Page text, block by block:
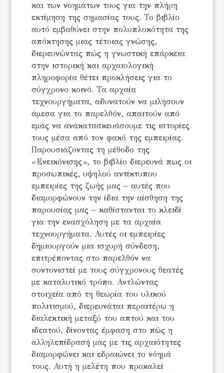
και των νοημάτων τους για την πλήρη
εκτίμηση της σημασίας τους. Το βιβλίο
αυτό εμβαθύνει στην πολυπλοκότητα της
απόκτησης μιας τέτοιας γνώσης,
διερευνώντας πώς η γνωστική επάρκεια
στην ιστορική και αρχαιολογική
πληροφορία θέτει προκλήσεις για το
σύγχρονο κοινό. Τα αρχαία
τεχνουργήματα, αδυνατούν να μιλήσουν
άμεσα για το παρελθόν, απαιτούν από
εμάς να ανακατασκευάσουμε τις ιστορίες
τους μέσα από τον φακό της εμπειρίας.
Παρουσιάζοντας τη μέθοδο της
«Ενεικόνισης», το βιβλίο διερευνά πως οι
προσωπικές, υψηλού αντίκτυπου
εμπειρίες της ζωής μας – αυτές που
διαμορφώνουν την ίδια την αίσθηση της
παρουσίας μας – καθίστανται το κλειδί
για την ενασχόληση με τα αρχαία
τεχνουργήματα. Αυτές οι εμπειρίες
δημιουργούν μια ισχυρή σύνδεση,
επιτρέποντας στο παρελθόν να
συντονιστεί με τους σύγχρονους θεατές
με καταλυτικό τρόπο. Αντλώντας
στοιχεία από τη θεωρία του υλικού
πολιτισμού, διερευνάται περαιτέρω η
διαλεκτική μεταξύ του απτού και του
ιδεατού, δίνοντας έμφαση στο πώς η
αλληλεπίδρασή μας με τις αρχαιότητες
διαμορφώνει και εδραιώνει το νόημά
τους. Αυτή η μελέτη που προκαλεί